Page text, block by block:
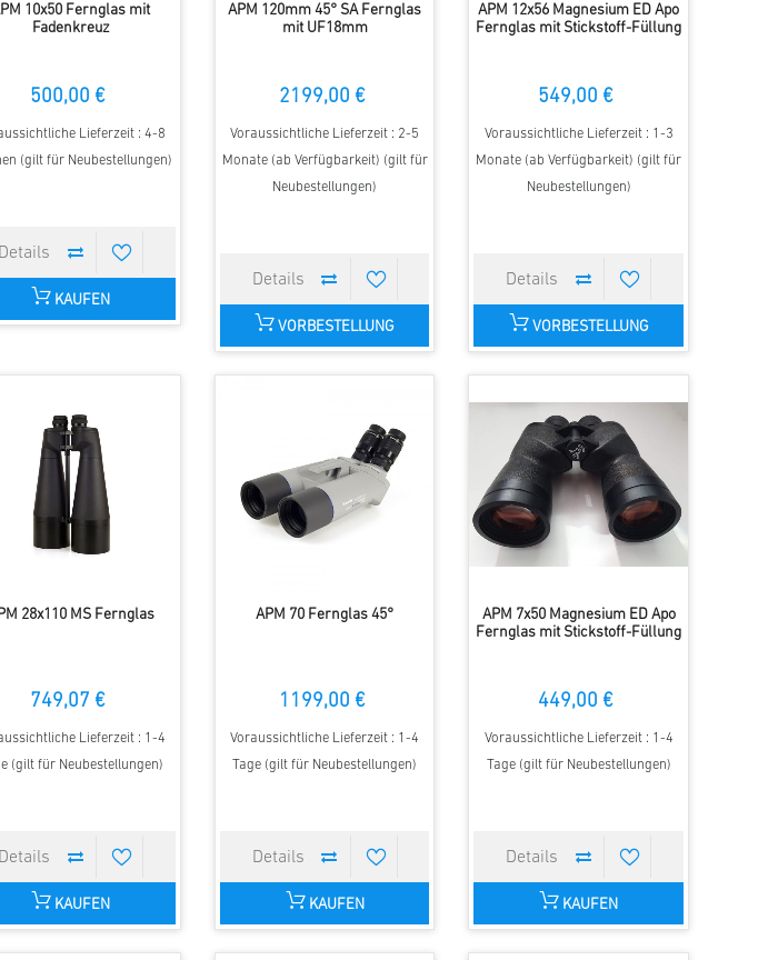
10x50 Fernglas mit
Fadenkreuz
500,00 €
Lieferzeit : 4-8
(gilt für Neubestellungen)
KAUFEN
APM 120mm 45° SA Fernglas
mit UF18mm
2199,00 €
Voraussichtliche Lieferzeit : 2-5
Monate (ab Verfügbarkeit) (gilt für
Neubestellungen)
VORBESTELLUNG
APM 12x56 Magnesium ED Apo
Fernglas mit Stickstoff-Füllung
549,00 €
Voraussichtliche Lieferzeit : 1-3
Monate (ab Verfügbarkeit) (gilt für
Neubestellungen)
VORBESTELLUNG
28x110 MS Fernglas
749,07 €
Lieferzeit : 1-4
(gilt für Neubestellungen)
KAUFEN
APM 70 Fernglas 45°
1199,00 €
Voraussichtliche Lieferzeit : 1-4
Tage (gilt für Neubestellungen)
KAUFEN
APM 7x50 Magnesium ED Apo
Fernglas mit Stickstoff-Füllung
449,00 €
Voraussichtliche Lieferzeit : 1-4
Tage (gilt für Neubestellungen)
KAUFEN